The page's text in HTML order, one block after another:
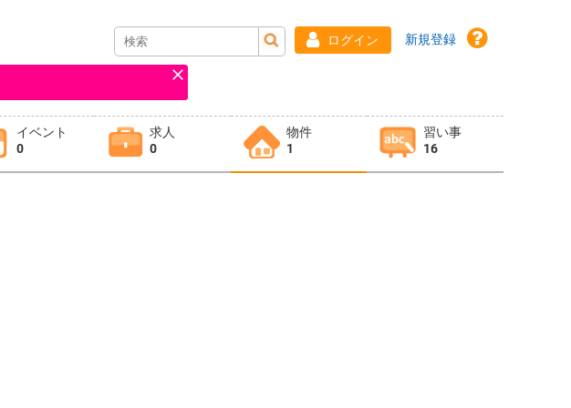
ログイン 新規登録
イベント
0
求人
0
物件
1
習い事
16